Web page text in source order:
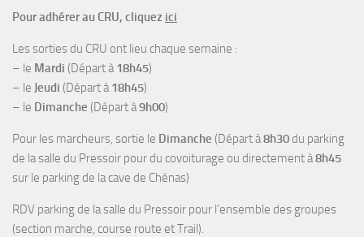
Pour adhérer au CRU, cliquez ici
Les sorties du CRU ont lieu chaque semaine :
– le Mardi (Départ à18h45)
– le Jeudi (Départ à18h45)
– le Dimanche (Départ à9h00)
Pour les marcheurs, sortie le Dimanche (Départ à8h30 du parking
de la salle du Pressoir pour du covoiturage ou directement à8h45
sur le parking de la cave de Chénas)
RDV parking de la salle du Pressoir pour l’ensemble des groupes
(section marche, course route et Trail).